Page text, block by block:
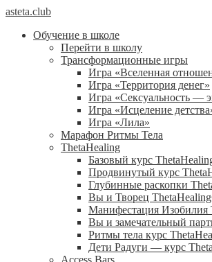
asteta.club
Обучение в школе
Перейти в школу
Трансформационные игры
Игра «Вселенная
Игра «Территория денег»
Игра «Сексуальность —
Игра «Исцеление
Игра «Лила»
Марафон Ритмы Тела
ThetaHealing
Базовый курс
Продвинутый курс
Глубинные раскопки
Вы и Творец
Манифестация Изобилия
Вы и замечательный
Ритмы тела курс
Дети Радуги — курс
Access Bars